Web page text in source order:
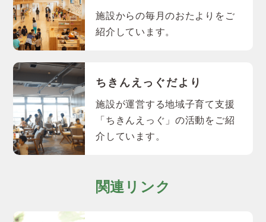
施設からの毎月のおたよりをご
紹介しています。
ちきんえっぐだより
施設が運営する地域子育て支援
「ちきんえっぐ」の活動をご紹
介しています。
関連リンク